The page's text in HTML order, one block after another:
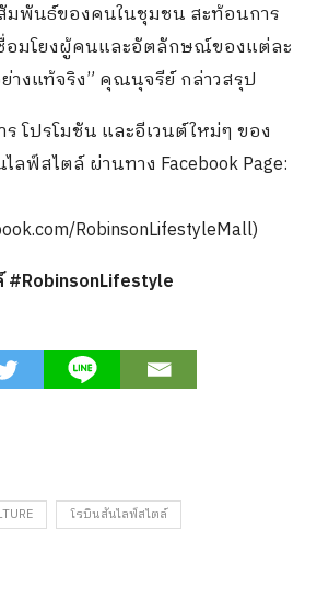
มพันธ์ของคนในชุมชน สะท้อนการ
อมโยงผู้คนและอัตลักษณ์ของแต่ละ
ย่างแท้จริง” คุณนุจรีย์ กล่าวสรุป
โปรโมชัน และอีเวนต์ใหม่ๆ ของ
ลฟ์สไตล์ ผ่านทาง Facebook Page:
RobinsonLifestyleMall)
โรบินสันไลฟ์สไตล์